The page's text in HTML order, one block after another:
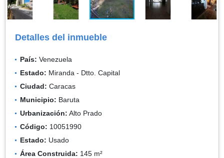
Detalles del inmueble
País: Venezuela
Estado: Miranda - Dtto. Capital
Ciudad: Caracas
Municipio: Baruta
Urbanización: Alto Prado
Código: 10051990
Estado: Usado
Área Construida: 145 m²